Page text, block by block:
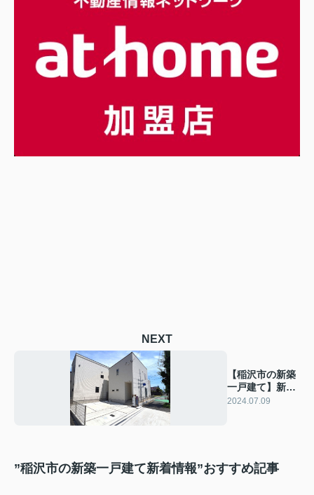
NEXT
【稲沢市の新築
一戸建て】新着
情報 稲沢市駅
2024.07.09
”稲沢市の新築一戸建て新着情報”おすすめ記事